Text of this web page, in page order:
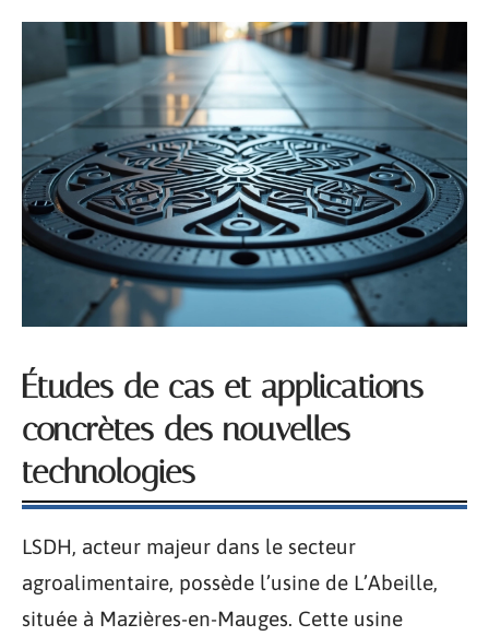
Études de cas et applications
concrètes des nouvelles
technologies
LSDH, acteur majeur dans le secteur
agroalimentaire, possède l’usine de L’Abeille,
située à Mazières-en-Mauges. Cette usine